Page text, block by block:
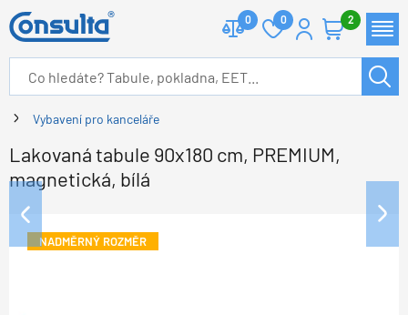
0 0 2
Vybavení pro kanceláře
Lakovaná tabule 90x180 cm, PREMIUM,
magnetická, bílá
NADMĚRNÝ ROZMĚR